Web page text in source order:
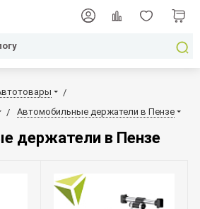
Автомобильные держатели в Пензе
держатели в Пензе